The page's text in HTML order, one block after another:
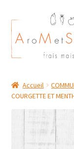
Aller
à
la
navigation
Aller
au
contenu
Plat du Jour/ Menu
NOS BOUTIQUES
Accueil
COURGETTE ET